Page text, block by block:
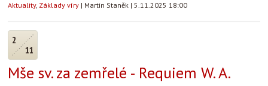
Aktuality, Základy víry | Martin Staněk | 5.11.2025 18:00
2
11
Mše sv. za zemřelé - Requiem W. A.